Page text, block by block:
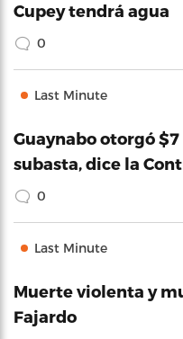
Cupey tendrá agua
0
Last Minute
Guaynabo otorgó
subasta, dice la
0
Last Minute
Muerte violenta y
Fajardo